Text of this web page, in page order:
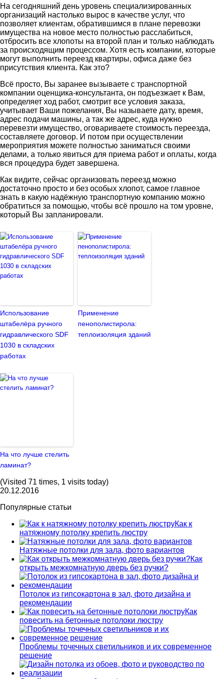
На сегодняшний день уровень специализированных
организаций настолько вырос в качестве услуг, что
позволяет клиентам, обратившимся в плане перевозки
имущества на новое место полностью расслабиться,
отбросить все хлопоты на второй план и только наблюдать
за происходящим процессом. Хотя есть компании, которые
могут выполнить переезд квартиры, офиса даже без
присутствия клиента. Как это?
Всё просто, Вы заранее вызываете с транспортной
компании оценщика-консультанта, он подъезжает к Вам,
определяет ход работ, смотрит все условия заказа,
учитывает Ваши пожелания, Вы называете дату, время,
адрес подачи машины, а так же адрес, куда нужно
перевезти имущество, оговариваете стоимость переезда,
составляете договор. И потом при осуществлении
мероприятия можете полностью заниматься своими
делами, а только явиться для приема работ и оплаты, когда
вся процедура будет завершена.
Как видите, сейчас организовать переезд можно
достаточно просто и без особых хлопот, самое главное
знать в какую надёжную транспортную компанию можно
обратиться за помощью, чтобы всё прошло на том уровне,
который Вы запланировали.
Использование
штабелёра ручного
гидравлического SDF
1030 в складских
работах
Применение
пенополистирола:
теплоизоляция зданий
На что лучше стелить
ламинат?
(Visited 71 times, 1 visits today)
20.12.2016
Популярные статьи
Как к
натяжному потолку крепить люстру
Натяжные потолки для зала, фото вариантов
Как
открыть межкомнатную дверь без ручки?
Потолок из гипсокартона в зал, фото дизайна и
рекомендации
Как
повесить на бетонные потолоки люстру
Проблемы точечных светильников и их современное
решение